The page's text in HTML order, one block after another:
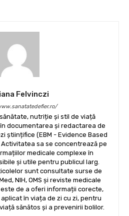
Felvinczi
nutriție și stil de viață
documentarea și redactarea de
științifice (EBM - Evidence Based
Activitatea sa se concentrează pe
medicale complexe în
și utile pentru publicul larg.
sunt consultate surse de
NIH, OMS și reviste medicale
de a oferi informații corecte,
în viața de zi cu zi, pentru
sănătos și a prevenirii bolilor.